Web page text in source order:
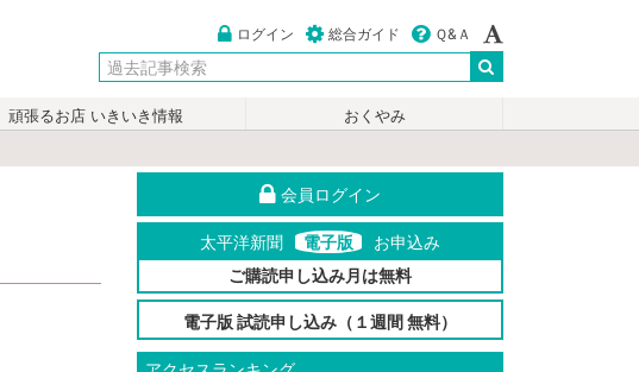
ログイン 総合ガイド Ｑ&Ａ
頑張るお店 いきいき情報
おくやみ
会員ログイン
太平洋新聞 電子版
お申込み
ご購読申し込み月は無料
電子版 試読申し込み（１週間 無料）